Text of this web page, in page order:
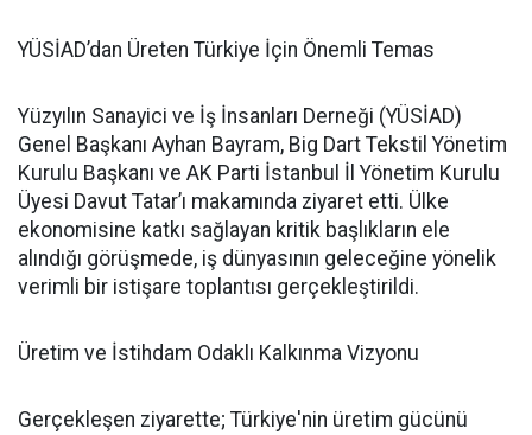
YÜSİAD’dan Üreten Türkiye İçin Önemli Temas
Yüzyılın Sanayici ve İş İnsanları Derneği (YÜSİAD)
Genel Başkanı Ayhan Bayram, Big Dart Tekstil Yönetim
Kurulu Başkanı ve AK Parti İstanbul İl Yönetim Kurulu
Üyesi Davut Tatar’ı makamında ziyaret etti. Ülke
ekonomisine katkı sağlayan kritik başlıkların ele
alındığı görüşmede, iş dünyasının geleceğine yönelik
verimli bir istişare toplantısı gerçekleştirildi.
Üretim ve İstihdam Odaklı Kalkınma Vizyonu
Gerçekleşen ziyarette; Türkiye'nin üretim gücünü